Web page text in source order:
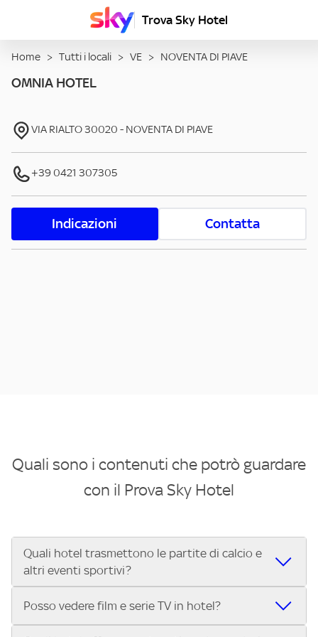
Trova Sky Hotel
Home > Tutti i locali > VE > NOVENTA DI PIAVE
OMNIA HOTEL
VIA RIALTO30020 - NOVENTA DI PIAVE
+39 0421 307305
Indicazioni Contatta
Quali sono i contenuti che potrò guardare
con il Prova Sky Hotel
Quali hotel trasmettono le partite di calcio e
altri eventi sportivi?
Se cerchi un hotel dove poter vedere le partite di Serie A,
Posso vedere film e serie TV in hotel?